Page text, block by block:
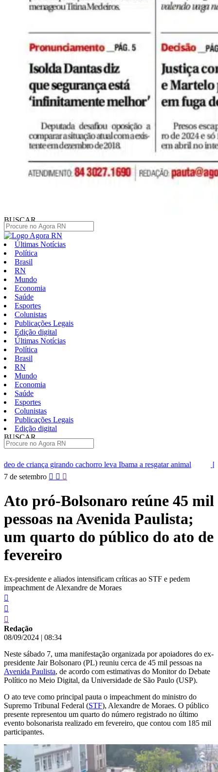
BUSCAR
Últimas Notícias
Política
Brasil
RN
Mundo
Economia
Saúde
Esportes
Colunistas
Publicações Legais
Edição digital
Últimas Notícias
Política
Brasil
RN
Mundo
Economia
Saúde
Esportes
Colunistas
Publicações Legais
Edição digital
BUSCAR
cachorro leva Ibama a resgatar animal
[VÍDEO]
Pular
conteúdo
7 de setembro
Ato pró-Bolsonaro reúne 45 mil
pessoas na Avenida Paulista;
um quarto do público do ato de
fevereiro
Ex-presidente e aliados intensificam críticas ao STF e pedem
impeachment de Alexandre de Moraes
Redação
08/09/2024 | 08:34
Neste sábado 7, uma manifestação organizada por apoiadores do ex-
presidente Jair Bolsonaro (PL) reuniu cerca de 45 mil pessoas na
Avenida Paulista, de acordo com estimativas do Monitor do Debate
Político no Meio Digital, da Universidade de São Paulo (USP).
O ato teve como principal pauta o impeachment do ministro do
Supremo Tribunal Federal (STF), Alexandre de Moraes. O público
presente representou um quarto do número registrado no último
evento bolsonarista realizado em fevereiro, que contou com 185 mil
participantes.